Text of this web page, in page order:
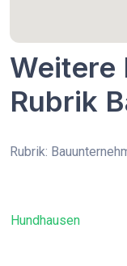
Weitere
Rubrik
Rubrik:
Hundhausen